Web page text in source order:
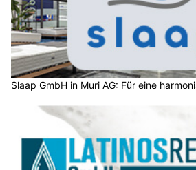
Slaap GmbH in Muri AG: Für eine